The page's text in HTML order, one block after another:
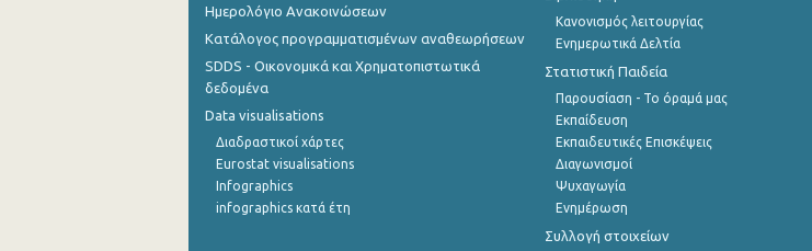
Ημερολόγιο Ανακοινώσεων
Κατάλογος προγραμματισμένων αναθεωρήσεων
SDDS - Οικονομικά και Χρηματοπιστωτικά
δεδομένα
Data visualisations
Διαδραστικοί χάρτες
Eurostat visualisations
Infographics
infographics κατά έτη
Κανονισμός λειτουργίας
Ενημερωτικά Δελτία
Στατιστική Παιδεία
Παρουσίαση - Το όραμά μας
Εκπαίδευση
Εκπαιδευτικές Επισκέψεις
Διαγωνισμοί
Ψυχαγωγία
Ενημέρωση
Συλλογή στοιχείων